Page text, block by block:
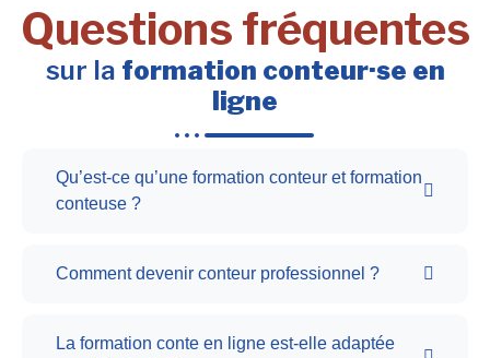
Questions fréquentes
sur la formation conteur·se en
ligne
Qu’est-ce qu’une formation conteur et formation
conteuse ?
Comment devenir conteur professionnel ?
La formation conte en ligne est-elle adaptée